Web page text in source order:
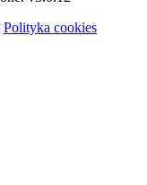
Polityka cookies